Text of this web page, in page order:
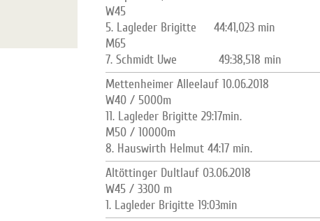
W45
5. Lagleder Brigitte 44:41,023 min
M65
7. Schmidt Uwe 49:38,518 min
Mettenheimer Alleelauf 10.06.2018
W40 / 5000m
11. Lagleder Brigitte 29:17min.
M50 / 10000m
8. Hauswirth Helmut 44:17 min.
Altöttinger Dultlauf 03.06.2018
W45 / 3300 m
1. Lagleder Brigitte 19:03min